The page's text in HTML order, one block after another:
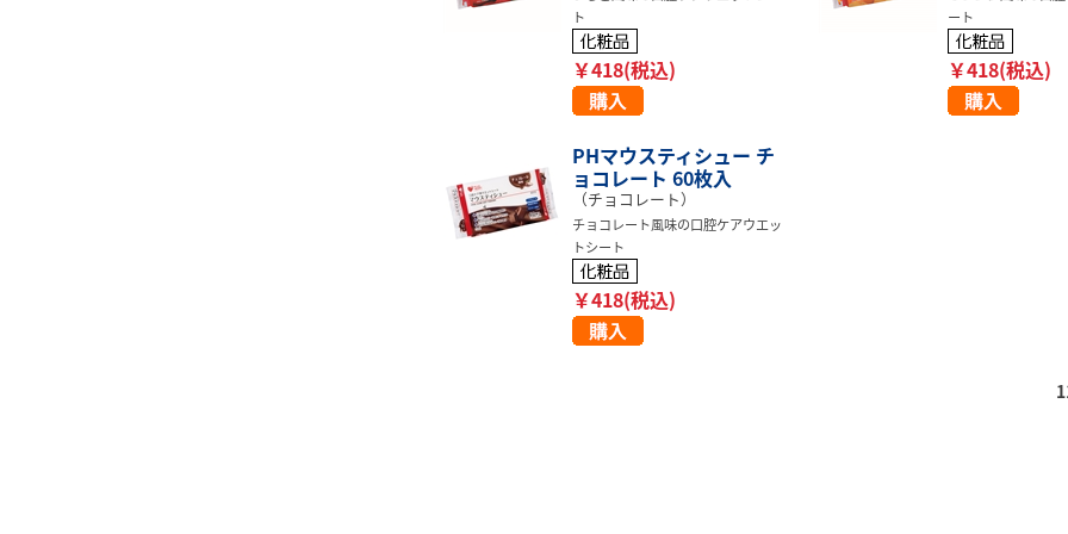
ト
￥418(税込)
ート
￥418(税込)
PHマウスティシュー チ
ョコレート 60枚入
（チョコレート）
チョコレート風味の口腔ケアウエッ
トシート
￥418(税込)